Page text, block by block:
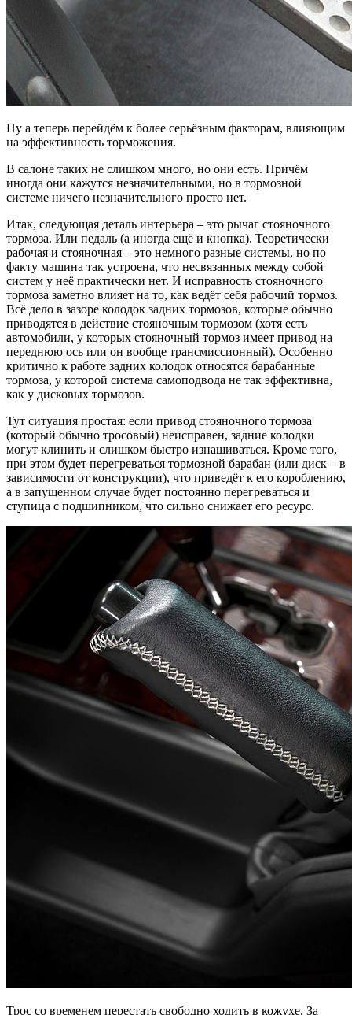
Ну а теперь перейдём к более серьёзным факторам, влияющим
на эффективность торможения.
В салоне таких не слишком много, но они есть. Причём
иногда они кажутся незначительными, но в тормозной
системе ничего незначительного просто нет.
Итак, следующая деталь интерьера – это рычаг стояночного
тормоза. Или педаль (а иногда ещё и кнопка). Теоретически
рабочая и стояночная – это немного разные системы, но по
факту машина так устроена, что несвязанных между собой
систем у неё практически нет. И исправность стояночного
тормоза заметно влияет на то, как ведёт себя рабочий тормоз.
Всё дело в зазоре колодок задних тормозов, которые обычно
приводятся в действие стояночным тормозом (хотя есть
автомобили, у которых стояночный тормоз имеет привод на
переднюю ось или он вообще трансмиссионный). Особенно
критично к работе задних колодок относятся барабанные
тормоза, у которой система самоподвода не так эффективна,
как у дисковых тормозов.
Тут ситуация простая: если привод стояночного тормоза
(который обычно тросовый) неисправен, задние колодки
могут клинить и слишком быстро изнашиваться. Кроме того,
при этом будет перегреваться тормозной барабан (или диск – в
зависимости от конструкции), что приведёт к его короблению,
а в запущенном случае будет постоянно перегреваться и
ступица с подшипником, что сильно снижает его ресурс.
Трос со временем перестать свободно ходить в кожухе. За